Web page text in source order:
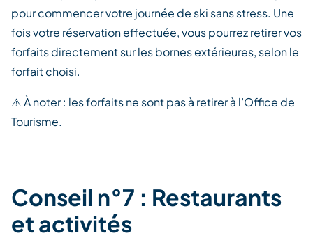
pour commencer votre journée de ski sans stress. Une
fois votre réservation effectuée, vous pourrez retirer vos
forfaits directement sur les bornes extérieures, selon le
forfait choisi.
⚠️ À noter : les forfaits ne sont pas à retirer à l’Office de
Tourisme.
Conseil n°7 : Restaurants
et activités